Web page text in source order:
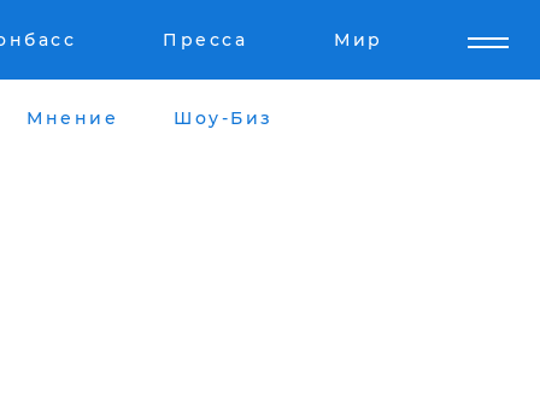
Пресса Мир
Мнение Шоу-Биз